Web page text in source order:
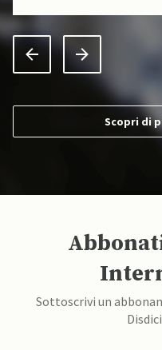
Scopri di
Sottoscrivi un